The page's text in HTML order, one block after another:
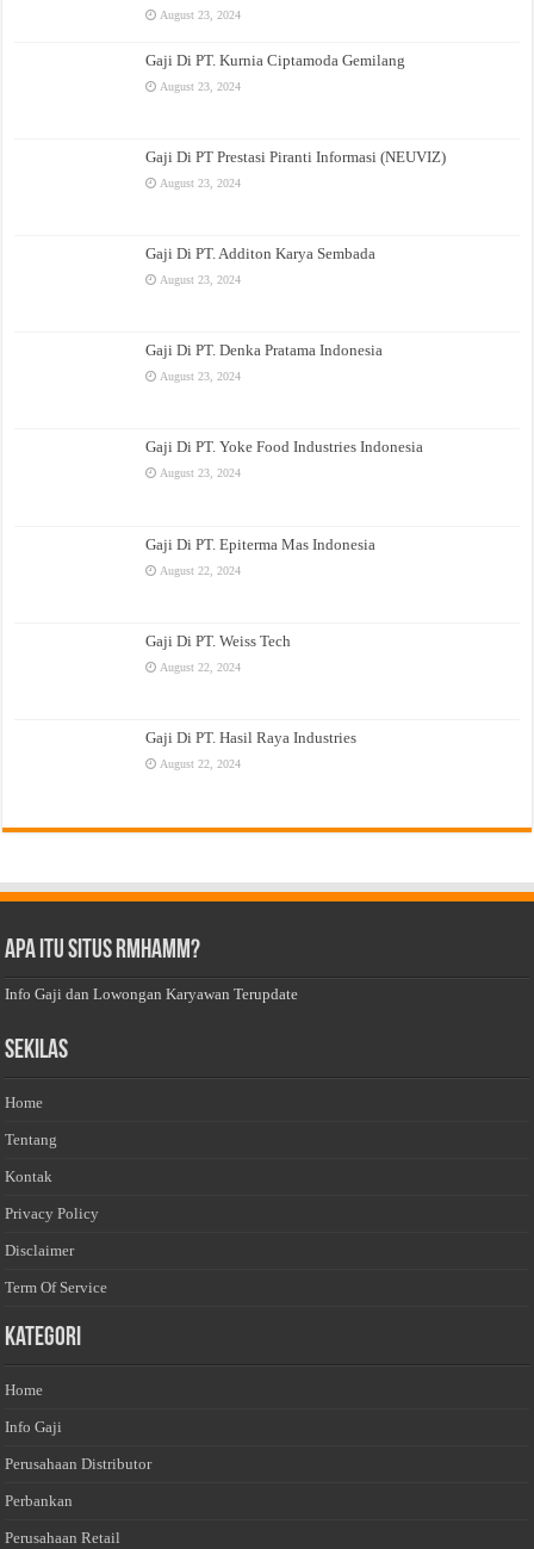
August 23, 2024
Gaji Di PT. Kurnia Ciptamoda Gemilang
August 23, 2024
Gaji Di PT Prestasi Piranti Informasi (NEUVIZ)
August 23, 2024
Gaji Di PT. Additon Karya Sembada
August 23, 2024
Gaji Di PT. Denka Pratama Indonesia
August 23, 2024
Gaji Di PT. Yoke Food Industries Indonesia
August 23, 2024
Gaji Di PT. Epiterma Mas Indonesia
August 22, 2024
Gaji Di PT. Weiss Tech
August 22, 2024
Gaji Di PT. Hasil Raya Industries
August 22, 2024
Apa Itu Situs Rmhamm?
Info Gaji dan Lowongan Karyawan Terupdate
Sekilas
Home
Tentang
Kontak
Privacy Policy
Disclaimer
Term Of Service
Kategori
Home
Info Gaji
Perusahaan Distributor
Perbankan
Perusahaan Retail